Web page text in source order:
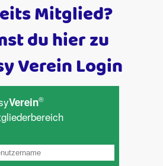
Mitglied?
du hier zu
Verein Login